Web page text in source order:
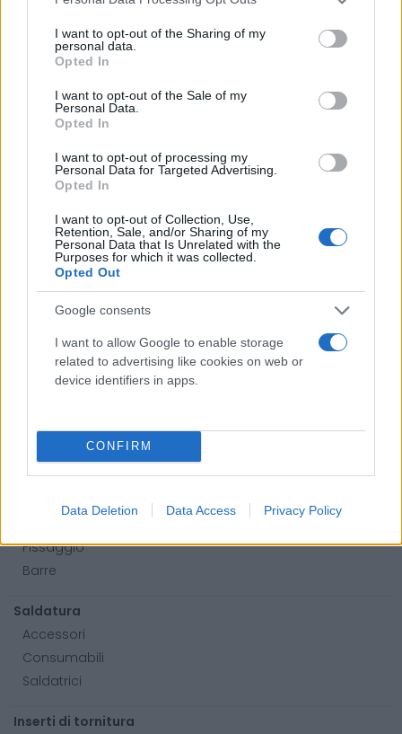
not limited to your visit or usage behaviour. You may click to
grant or deny consent to Google and its third-party tags to
use your data for below specified purposes in below Google
consent section.
I want to opt-out of the Sharing of my
personal data.
Opted In
I want to opt-out of the Sale of my
Personal Data.
Opted In
I want to opt-out of processing my
Personal Data for Targeted Advertising.
Opted In
I want to opt-out of Collection, Use,
Retention, Sale, and/or Sharing of my
Personal Data that Is Unrelated with the
Purposes for which it was collected.
Opted Out
Google consents
I want to allow Google to enable storage
related to advertising like cookies on web or
device identifiers in apps.
CONFIRM
Data Deletion Data Access Privacy Policy
Antinfortunistica
Abbigliamento
Guanti
Abbigliamento alta visibilità
Adblue
Bombolette spray
Detergente mani
Grasso
Paste
Utensileria
Utensili elettrici
Utensili manuali
Fissaggio
Barre
Saldatura
Accessori
Consumabili
Saldatrici
Inserti di tornitura